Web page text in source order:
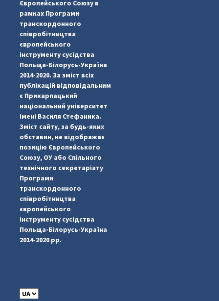
pimrec_project
#PipIvanToday
pimrec_project
Європейського Союзу в
рамках Програми
транскордонного
співробітництва
європейського
інструменту сусідства
Польща-Білорусь-Україна
2014-2020. За зміст всіх
публікацій відповідальним
є Прикарпацький
національний університет
імені Василя Стефаника.
Зміст сайту, за будь-яких
обставин, не відображає
позицію Європейського
Союзу, ОУ або Спільного
технічного секретаріату
Програми
транскордонного
співробітництва
європейського
інструменту сусідства
Польща-Білорусь-Україна
2014-2020 рр.
C